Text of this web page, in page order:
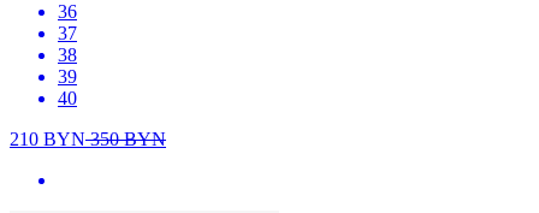
36
37
38
39
40
210 BYN350BYN